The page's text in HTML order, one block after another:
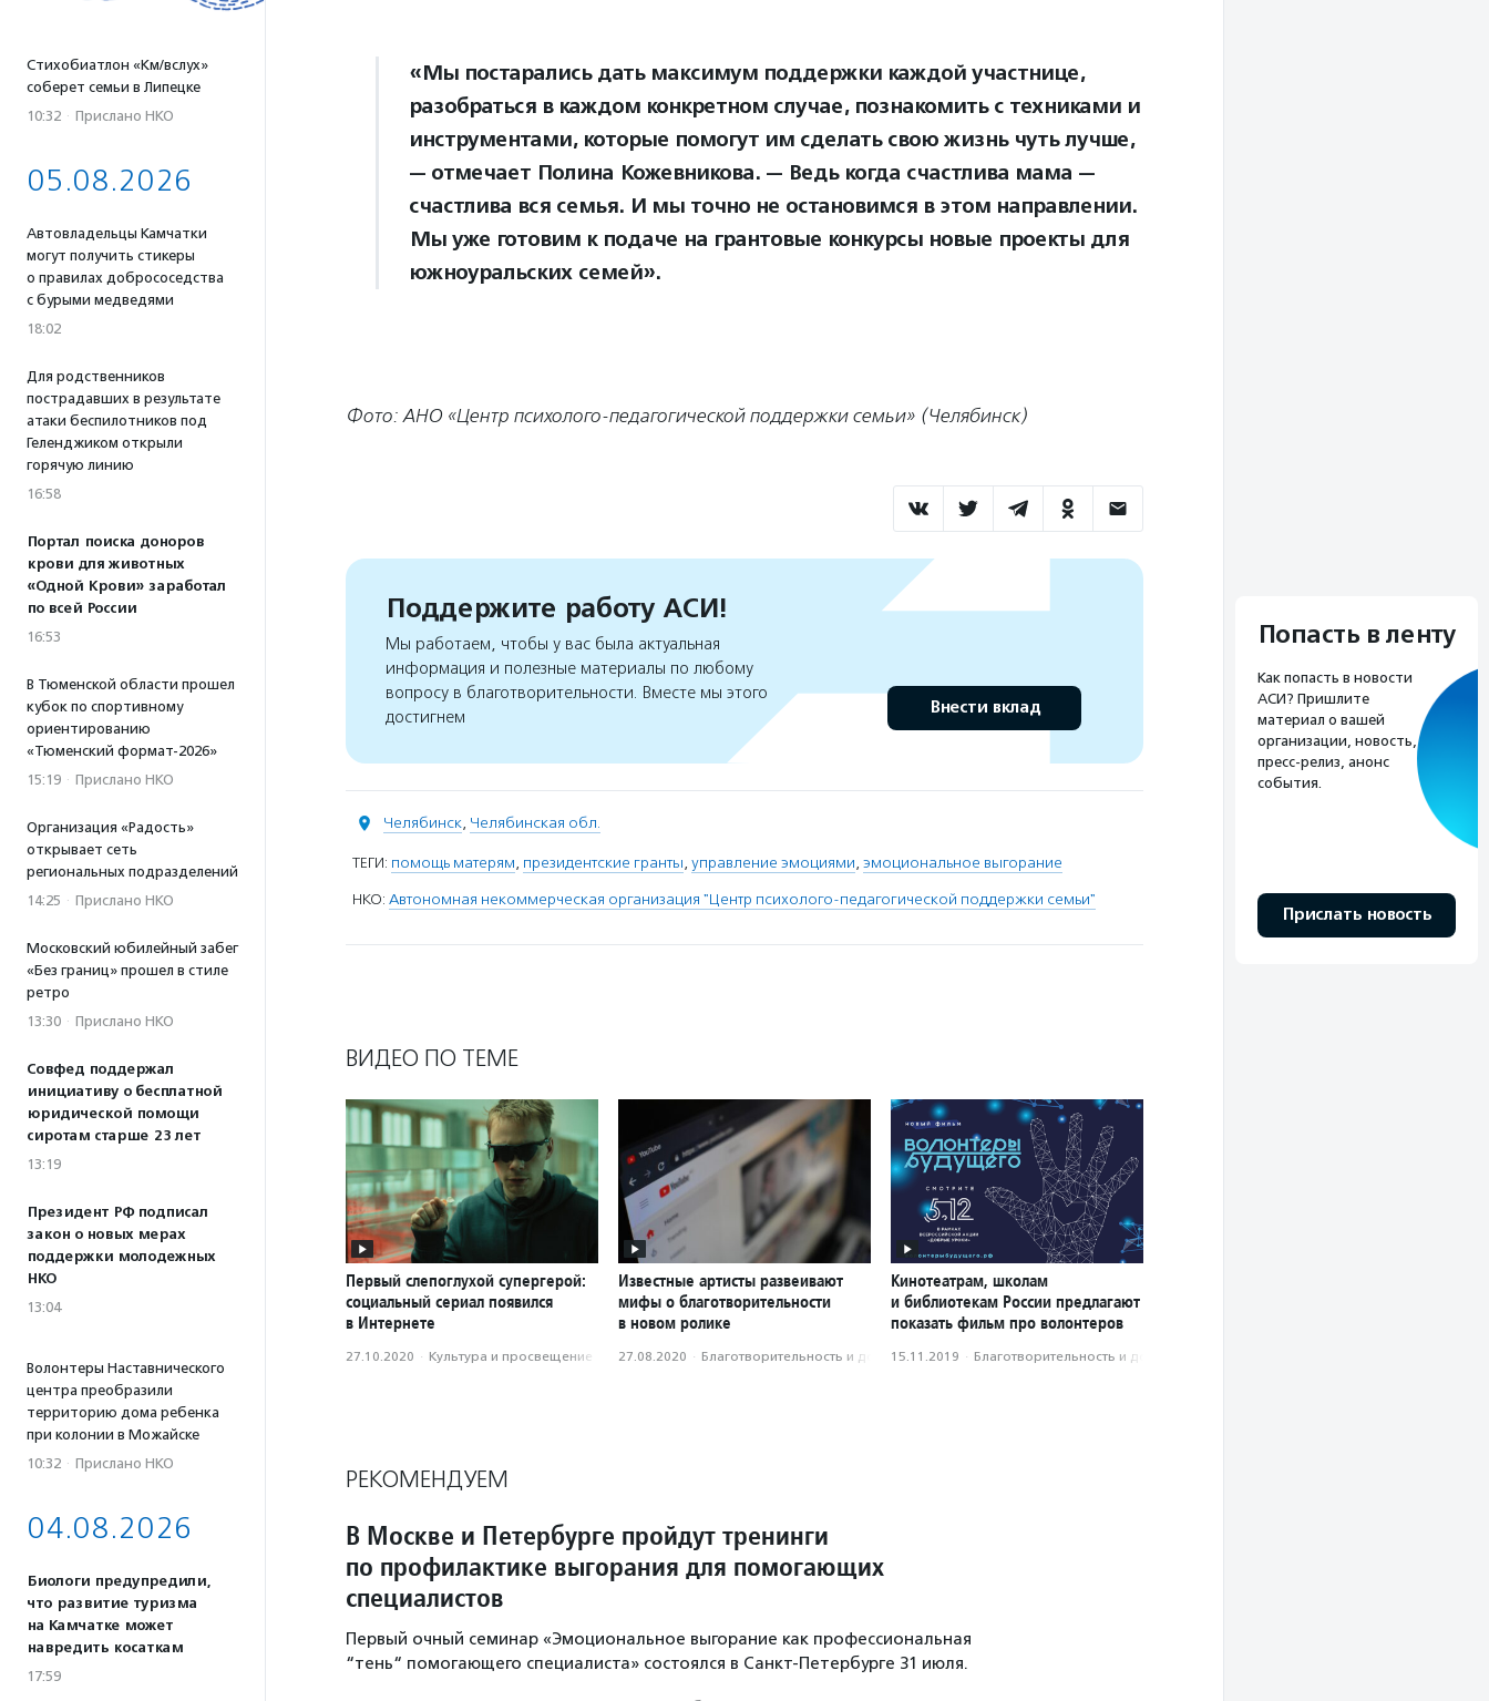
Стихобиатлон «Км/вслух»
соберет семьи в Липецке
10:32 · Прислано НКО
05.08.2026
Автовладельцы Камчатки
могут получить стикеры
о правилах добрососедства
с бурыми медведями
18:02
Для родственников
пострадавших в результате
атаки беспилотников под
Геленджиком открыли
горячую линию
16:58
Портал поиска доноров
крови для животных
«Одной Крови» заработал
по всей России
16:53
В Тюменской области прошел
кубок по спортивному
ориентированию
«Тюменский формат-2026»
15:19 · Прислано НКО
Организация «Радость»
открывает сеть
региональных подразделений
14:25 · Прислано НКО
Московский юбилейный забег
«Без границ» прошел в стиле
ретро
13:30 · Прислано НКО
Совфед поддержал
инициативу о бесплатной
юридической помощи
сиротам старше 23 лет
13:19
Президент РФ подписал
закон о новых мерах
поддержки молодежных
НКО
13:04
Волонтеры Наставнического
центра преобразили
территорию дома ребенка
при колонии в Можайске
10:32 · Прислано НКО
04.08.2026
Биологи предупредили,
что развитие туризма
на Камчатке может
навредить косаткам
17:59
«Мы постарались дать максимум поддержки каждой участнице,
разобраться в каждом конкретном случае, познакомить с техниками и
инструментами, которые помогут им сделать свою жизнь чуть лучше,
— отмечает Полина Кожевникова. — Ведь когда счастлива мама —
счастлива вся семья. И мы точно не остановимся в этом направлении.
Мы уже готовим к подаче на грантовые конкурсы новые проекты для
южноуральских семей».
Фото: АНО «Центр психолого-педагогической поддержки семьи» (Челябинск)
Поддержите работу АСИ!
Мы работаем, чтобы у вас была актуальная
информация и полезные материалы по любому
вопросу в благотворительности. Вместе мы этого
достигнем
Внести вклад
Челябинск, Челябинская обл.
ТЕГИ: помощь матерям, президентские гранты, управление эмоциями, эмоциональное выгорание
НКО: Автономная некоммерческая организация "Центр психолого-педагогической поддержки семьи"
ВИДЕО ПО ТЕМЕ
Первый слепоглухой супергерой:
социальный сериал появился
в Интернете
27.10.2020 · Культура и просвещение
Известные артисты развеивают
мифы о благотворительности
в новом ролике
27.08.2020 · Благотвори­тель­ность и доброволь­чест­во
Кинотеатрам, школам
и библиотекам России предлагают
показать фильм про волонтеров
15.11.2019 · Благотвори­тель­ность и доброволь­чест­во
РЕКОМЕНДУЕМ
В Москве и Петербурге пройдут тренинги
по профилактике выгорания для помогающих
специалистов
Первый очный семинар «Эмоциональное выгорание как профессиональная
“тень“ помогающего специалиста» состоялся в Санкт-Петербурге 31 июля.
Попасть в ленту
Как попасть в новости
АСИ? Пришлите
материал о вашей
организации, новость,
пресс-релиз, анонс
события.
Прислать новость